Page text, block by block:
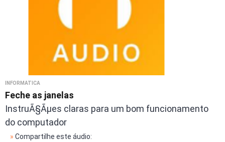
INFORMÁTICA
Feche as janelas
InstruÃ§Ãµes claras para um bom funcionamento
do computador
» Compartilhe este áudio: